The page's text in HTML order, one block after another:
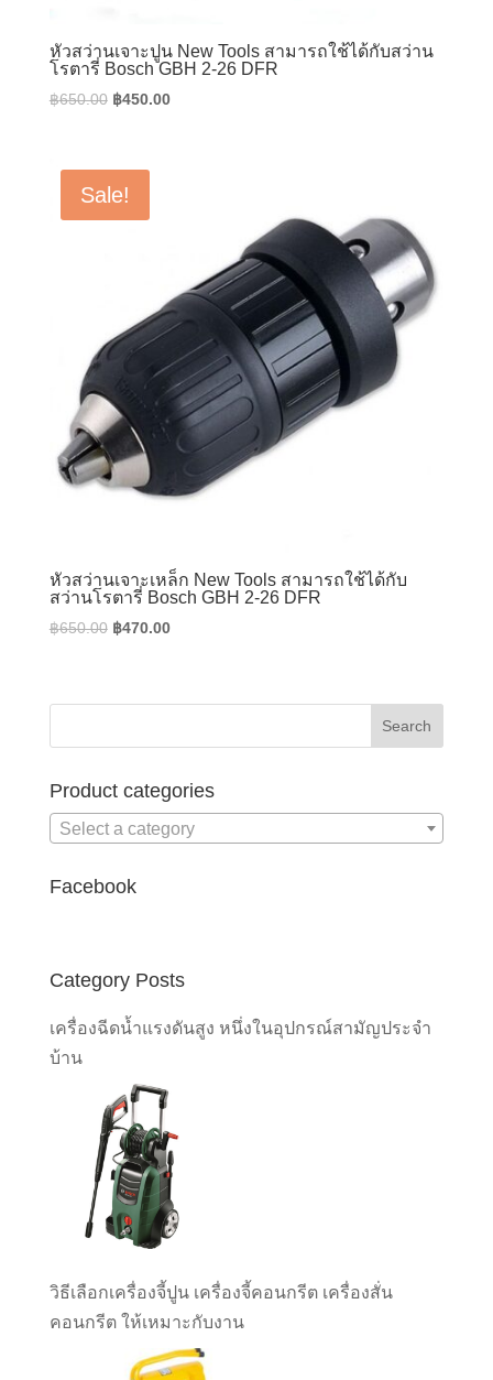
หัวสว่านเจาะปูน New Tools สามารถใช้ได้กับสว่าน
โรตารี่ Bosch GBH 2-26 DFR
฿650.00 Original
฿650.00.
฿450.00Current
Sale!
หัวสว่านเจาะเหล็ก New Tools สามารถใช้ได้กับ
สว่านโรตารี่ Bosch GBH 2-26 DFR
฿650.00 Original
฿650.00.
฿470.00Current
฿470.00.
Product categories
Select a category
Facebook
Category Posts
เครื่องฉีดน้ำแรงดันสูง หนึ่งในอุปกรณ์สามัญประจำ
บ้าน
วิธีเลือกเครื่องจี้ปูน เครื่องจี้คอนกรีต เครื่องสั่น
คอนกรีต ให้เหมาะกับงาน